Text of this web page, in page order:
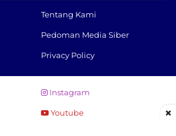
Tentang Kami
Pedoman Media Siber
Privacy Policy
Instagram
Youtube ×